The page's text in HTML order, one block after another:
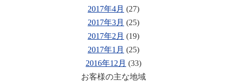
2017年4月 (27)
2017年3月 (25)
2017年2月 (19)
2017年1月 (25)
2016年12月 (33)
お客様の主な地域